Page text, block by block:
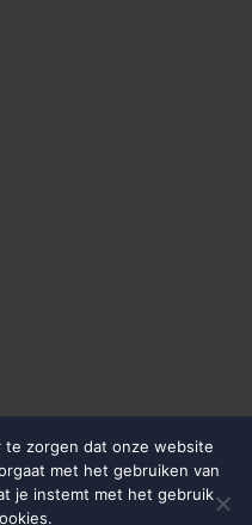
te zorgen dat onze website
met het gebruiken van
je instemt met het gebruik